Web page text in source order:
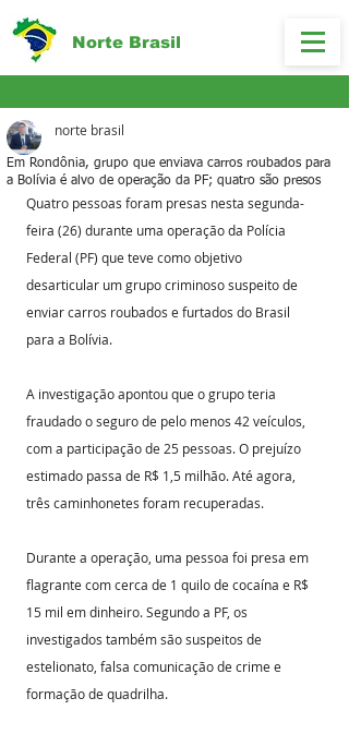
Norte Brasil
Em Rondônia, grupo que enviava carros roubados para
a Bolívia é alvo de operação da PF; quatro são presos
norte brasil
Quatro pessoas foram presas nesta segunda-
feira (26) durante uma operação da Polícia
Federal (PF) que teve como objetivo
desarticular um grupo criminoso suspeito de
enviar carros roubados e furtados do Brasil
para a Bolívia.
A investigação apontou que o grupo teria
fraudado o seguro de pelo menos 42 veículos,
com a participação de 25 pessoas. O prejuízo
estimado passa de R$ 1,5 milhão. Até agora,
três caminhonetes foram recuperadas.
Durante a operação, uma pessoa foi presa em
flagrante com cerca de 1 quilo de cocaína e R$
15 mil em dinheiro. Segundo a PF, os
investigados também são suspeitos de
estelionato, falsa comunicação de crime e
formação de quadrilha.